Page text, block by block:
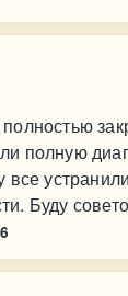
полную
все
Буду